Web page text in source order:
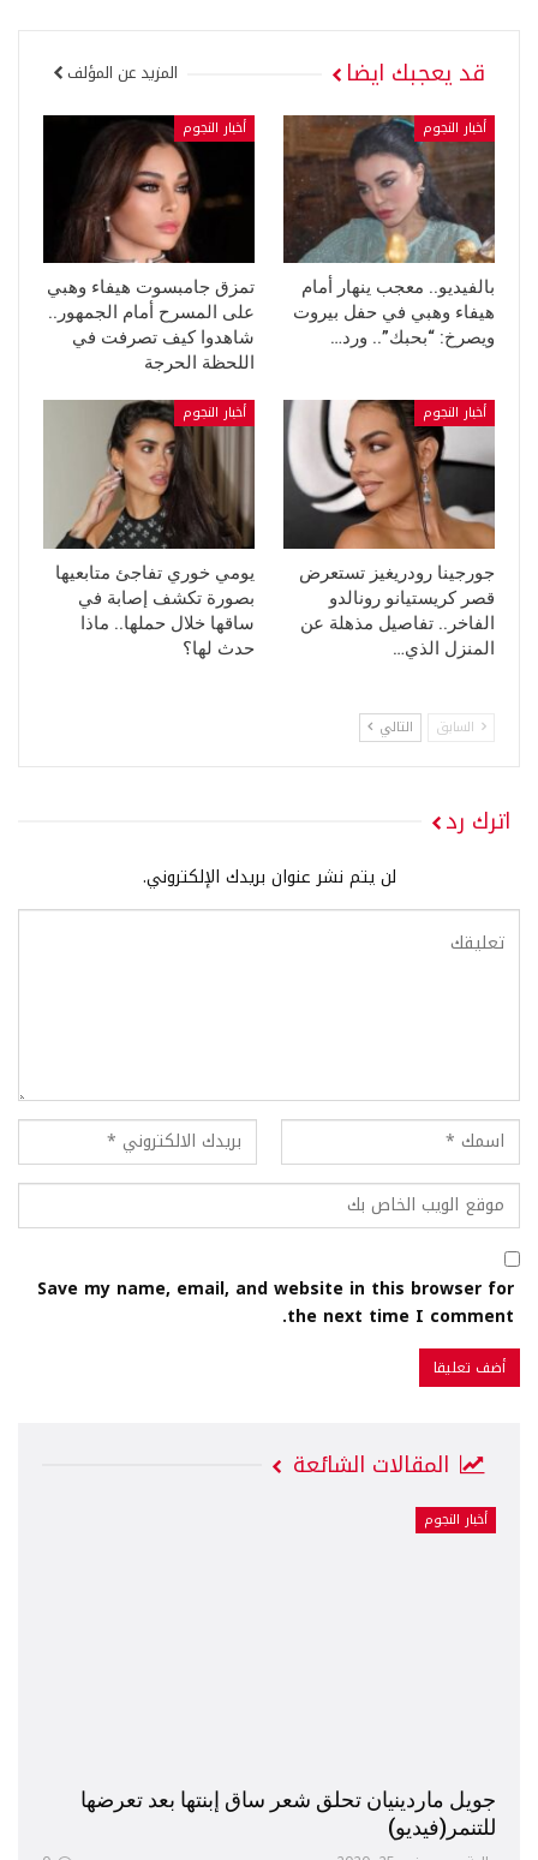
قد يعجبك ايضا المزيد عن المؤلف
أخبار النجوم
بالفيديو.. معجب ينهار أمام
هيفاء وهبي في حفل بيروت
ويصرخ: “بحبك”.. ورد…
أخبار النجوم
تمزق جامبسوت هيفاء وهبي
على المسرح أمام الجمهور..
شاهدوا كيف تصرفت في
اللحظة الحرجة
أخبار النجوم
جورجينا رودريغيز تستعرض
قصر كريستيانو رونالدو
الفاخر.. تفاصيل مذهلة عن
المنزل الذي…
أخبار النجوم
يومي خوري تفاجئ متابعيها
بصورة تكشف إصابة في
ساقها خلال حملها.. ماذا
حدث لها؟
السابق التالي
اترك رد
لن يتم نشر عنوان بريدك الإلكتروني.
Save my name, email, and website in this browser for
the next time I comment.
المقالات الشائعة
أخبار النجوم
جويل ماردينيان تحلق شعر ساق إبنتها بعد تعرضها
للتنمر(فيديو)